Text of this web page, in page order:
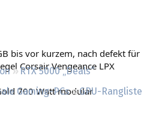
RTX 5000 „Deals“
Gaming-PCs
GPU-Rangliste
bis vor kurzem, nach defekt für
Corsair Vengeance LPX
700 Watt modular